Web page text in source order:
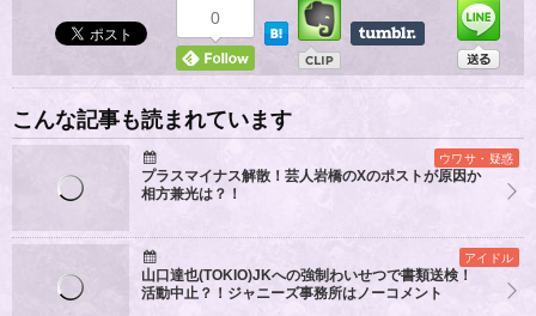
0
こんな記事も読まれています
ウワサ・疑惑
プラスマイナス解散！芸人岩橋のXのポストが原因か
相方兼光は？！
アイドル
山口達也(TOKIO)JKへの強制わいせつで書類送検！
活動中止？！ジャニーズ事務所はノーコメント